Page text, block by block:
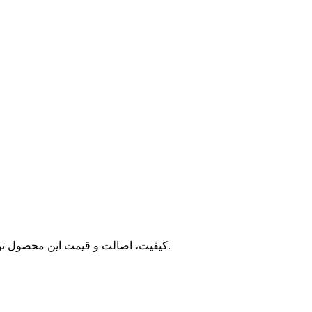
کیفیت، اصالت و قیمت این محصول توسط تیم تضمین کیفیت ایفرش مورد بررسی و تایید قرار گرفته است. اگر این محصول را با قیمت مناسب تری سراغ دارید به ما اطلاع دهید.